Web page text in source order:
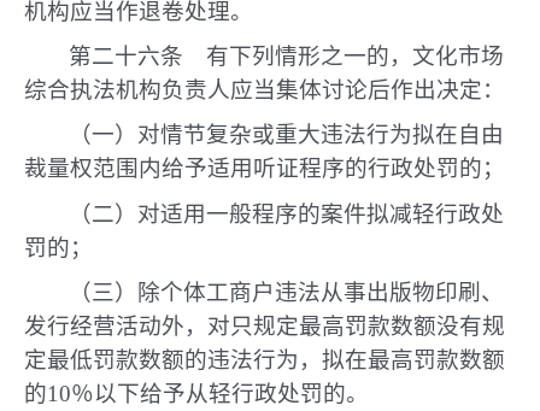
机构应当作退卷处理。
第二十六条 有下列情形之一的，文化市场
综合执法机构负责人应当集体讨论后作出决定：
（一）对情节复杂或重大违法行为拟在自由
裁量权范围内给予适用听证程序的行政处罚的；
（二）对适用一般程序的案件拟减轻行政处
罚的；
（三）除个体工商户违法从事出版物印刷、
发行经营活动外，对只规定最高罚款数额没有规
定最低罚款数额的违法行为，拟在最高罚款数额
的10％以下给予从轻行政处罚的。